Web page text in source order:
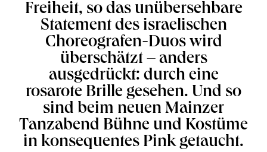
Freiheit, so das unübersehbare
Statement des israelischen
Choreografen-Duos wird
überschätzt – anders
ausgedrückt: durch eine
rosarote Brille gesehen. Und so
sind beim neuen Mainzer
Tanzabend Bühne und Kostüme
in konsequentes Pink getaucht.